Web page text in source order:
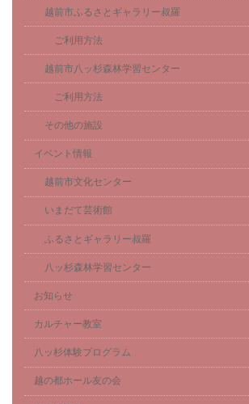
越前市ふるさとギャラリー叔羅
ご利用方法
越前市八ッ杉森林学習センター
ご利用方法
その他の施設
イベント情報
越前市文化センター
いまだて芸術館
ふるさとギャラリー叔羅
八ッ杉森林学習センター
お知らせ
カルチャー教室
八ッ杉体験プログラム
越の都ホール友の会